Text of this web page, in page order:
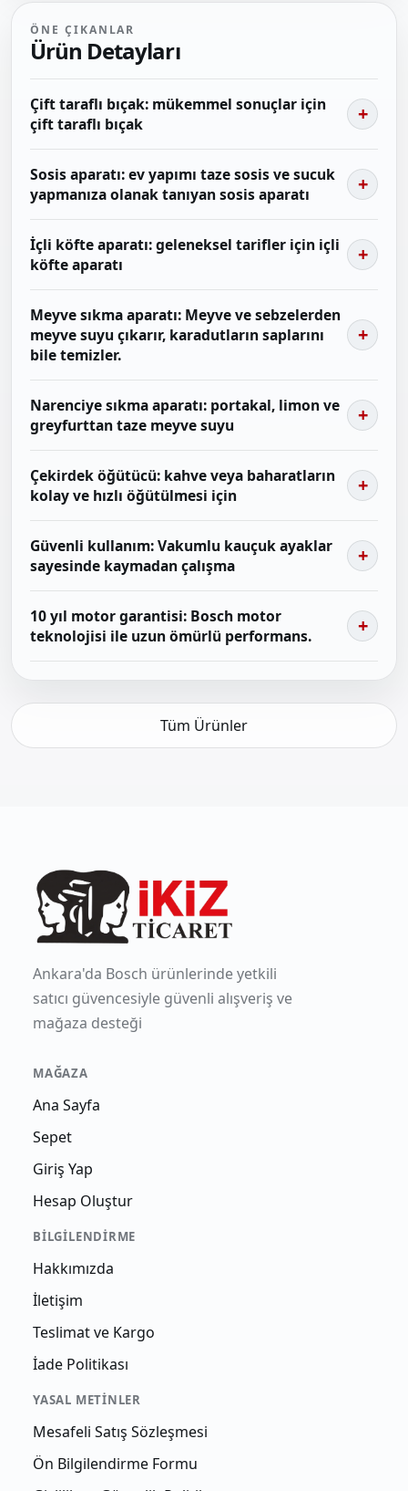
ÖNE ÇIKANLAR
Ürün Detayları
Çift taraflı bıçak: mükemmel sonuçlar için
çift taraflı bıçak
Sosis aparatı: ev yapımı taze sosis ve sucuk
yapmanıza olanak tanıyan sosis aparatı
İçli köfte aparatı: geleneksel tarifler için içli
köfte aparatı
Meyve sıkma aparatı: Meyve ve sebzelerden
meyve suyu çıkarır, karadutların saplarını
bile temizler.
Narenciye sıkma aparatı: portakal, limon ve
greyfurttan taze meyve suyu
Çekirdek öğütücü: kahve veya baharatların
kolay ve hızlı öğütülmesi için
Güvenli kullanım: Vakumlu kauçuk ayaklar
sayesinde kaymadan çalışma
10 yıl motor garantisi: Bosch motor
teknolojisi ile uzun ömürlü performans.
Tüm Ürünler
Ankara'da Bosch ürünlerinde yetkili
satıcı güvencesiyle güvenli alışveriş ve
mağaza desteği
MAĞAZA
Ana Sayfa
Sepet
Giriş Yap
Hesap Oluştur
BILGILENDIRME
Hakkımızda
İletişim
Teslimat ve Kargo
İade Politikası
YASAL METINLER
Mesafeli Satış Sözleşmesi
Ön Bilgilendirme Formu